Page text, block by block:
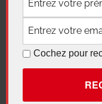
Cochez pour